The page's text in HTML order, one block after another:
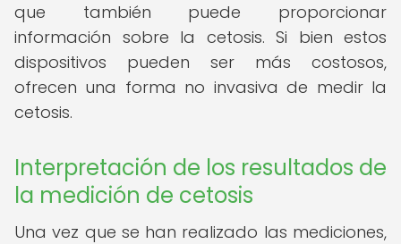
que también puede proporcionar
información sobre la cetosis. Si bien estos
dispositivos pueden ser más costosos,
ofrecen una forma no invasiva de medir la
cetosis.
Interpretación de los resultados de
la medición de cetosis
Una vez que se han realizado las mediciones,